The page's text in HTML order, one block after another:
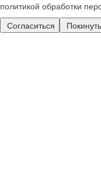
политикой обработки
Согласиться